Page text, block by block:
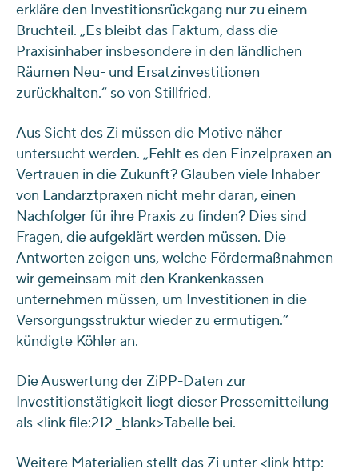
erkläre den Investitionsrückgang nur zu einem
Bruchteil. „Es bleibt das Faktum, dass die
Praxisinhaber insbesondere in den ländlichen
Räumen Neu- und Ersatzinvestitionen
zurückhalten.“ so von Stillfried.
Aus Sicht des Zi müssen die Motive näher
untersucht werden. „Fehlt es den Einzelpraxen an
Vertrauen in die Zukunft? Glauben viele Inhaber
von Landarztpraxen nicht mehr daran, einen
Nachfolger für ihre Praxis zu finden? Dies sind
Fragen, die aufgeklärt werden müssen. Die
Antworten zeigen uns, welche Fördermaßnahmen
wir gemeinsam mit den Krankenkassen
unternehmen müssen, um Investitionen in die
Versorgungsstruktur wieder zu ermutigen.“
kündigte Köhler an.
Die Auswertung der ZiPP-Daten zur
Investitionstätigkeit liegt dieser Pressemitteilung
als <link file:212 _blank>Tabelle bei.
Weitere Materialien stellt das Zi unter <link http: